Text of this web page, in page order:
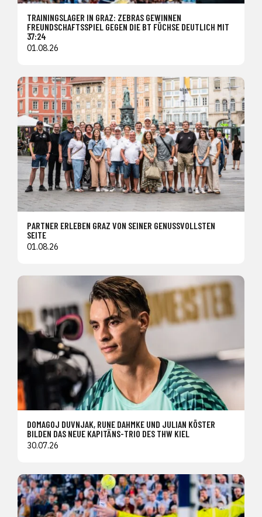
TRAININGSLAGER IN GRAZ: ZEBRAS GEWINNEN
FREUNDSCHAFTSSPIEL GEGEN DIE BT FÜCHSE DEUTLICH MIT
37:24
01.08.26
PARTNER ERLEBEN GRAZ VON SEINER GENUSSVOLLSTEN
SEITE
01.08.26
DOMAGOJ DUVNJAK, RUNE DAHMKE UND JULIAN KÖSTER
BILDEN DAS NEUE KAPITÄNS-TRIO DES THW KIEL
30.07.26